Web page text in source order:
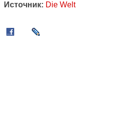
Источник: Die Welt